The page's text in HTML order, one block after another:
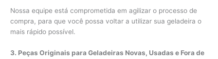
Nossa equipe está comprometida em agilizar o processo de
compra, para que você possa voltar a utilizar sua geladeira o
mais rápido possível.
3. Peças Originais para Geladeiras Novas, Usadas e Fora de